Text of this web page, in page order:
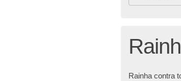
Rainha contra